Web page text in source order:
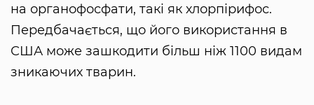
на органофосфати, такі як хлорпірифос.
Передбачається, що його використання в
США може зашкодити більш ніж 1100 видам
зникаючих тварин.